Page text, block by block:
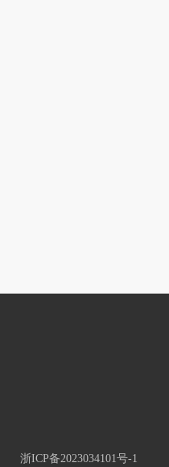
浙ICP备2023034101号-1